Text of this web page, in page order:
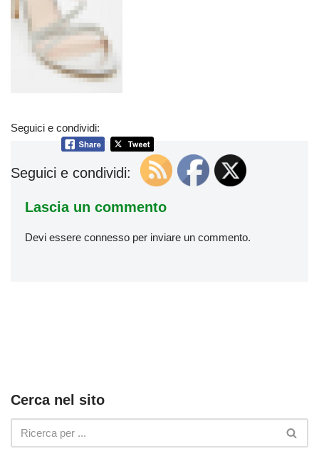
Seguici e condividi:
Seguici e condividi:
Lascia un commento
Devi essere connesso per inviare un commento.
Cerca nel sito